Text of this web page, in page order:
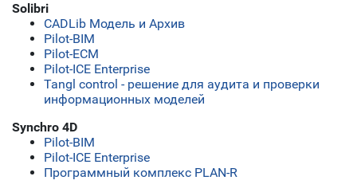
Solibri
CADLib Модель и Архив
Pilot-BIM
Pilot-ECM
Pilot-ICE Enterprise
Tangl control - решение для аудита и проверки
информационных моделей
Synchro 4D
Pilot-BIM
Pilot-ICE Enterprise
Программный комплекс PLAN-R